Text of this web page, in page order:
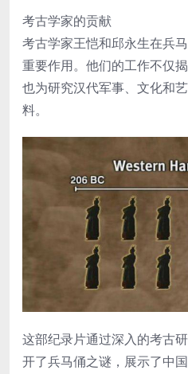
考古学家的贡献
考古学家王恺和邱永生在兵
重要作用。他们的工作不仅
也为研究汉代军事、文化和
料。
这部纪录片通过深入的考古
开了兵马俑之谜，展示了中